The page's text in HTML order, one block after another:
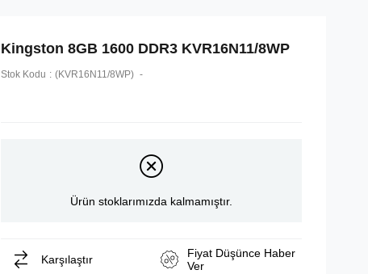
Kingston 8GB 1600 DDR3 KVR16N11/8WP
Stok Kodu (KVR16N11/8WP)
Ürün stoklarımızda kalmamıştır.
Karşılaştır
Fiyat Düşünce Haber
Ver